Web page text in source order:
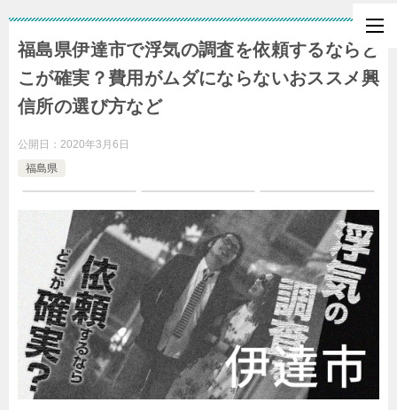
福島県伊達市で浮気の調査を依頼するならど
こが確実？費用がムダにならないおススメ興
信所の選び方など
公開日： 2020年3月6日
福島県